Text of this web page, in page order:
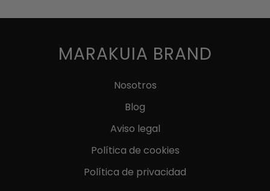
tiene
variantes.
Las
página
producto
múltiples
variantes.
MARAKUIA BRAND
Nosotros
Blog
Aviso legal
Política de cookies
Política de privacidad